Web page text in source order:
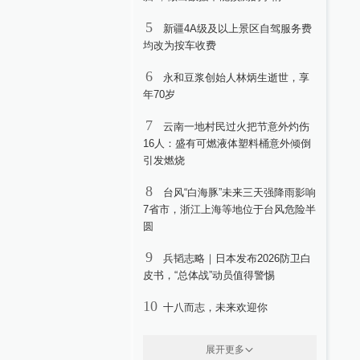
5
新疆4A级及以上景区自驾服务费
均改为按车收费
6
永和豆浆创始人林炳生逝世，享
年70岁
7
云南一地村民过火把节意外灼伤
16人：盛有可燃液体塑料桶意外倾倒
引发燃烧
8
台风“白海豚”未来三天强降雨影响
7省市，浙江上海等地位于台风危险半
圆
9
兵韬志略｜日本发布2026防卫白
皮书，“总体战”动员值得警惕
10 十八而志，未来欢迎你
展开更多